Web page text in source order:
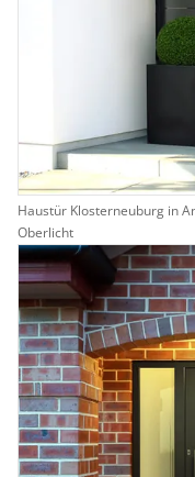
Haustür Klosterneuburg in
Oberlicht